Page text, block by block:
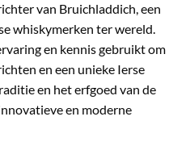
van Bruichladdich, een
whiskymerken ter wereld.
en kennis gebruikt om
en een unieke Ierse
en het erfgoed van de
en moderne